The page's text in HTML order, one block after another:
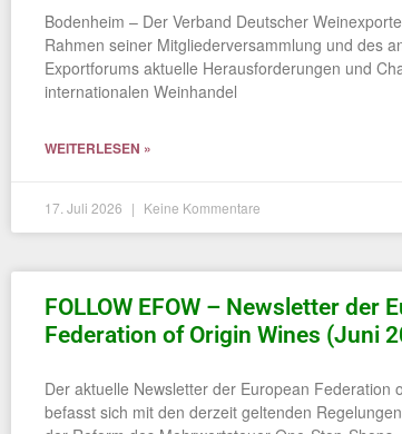
Bodenheim – Der Verband Deutscher
Rahmen seiner Mitgliederversammlung und des
Exportforums aktuelle Herausforderungen und
internationalen Weinhandel
WEITERLESEN »
17. Juli 2026 Keine Kommentare
FOLLOW EFOW – Newsletter der
Federation of Origin Wines (Juni
Der aktuelle Newsletter der European Federation
befasst sich mit den derzeit geltenden